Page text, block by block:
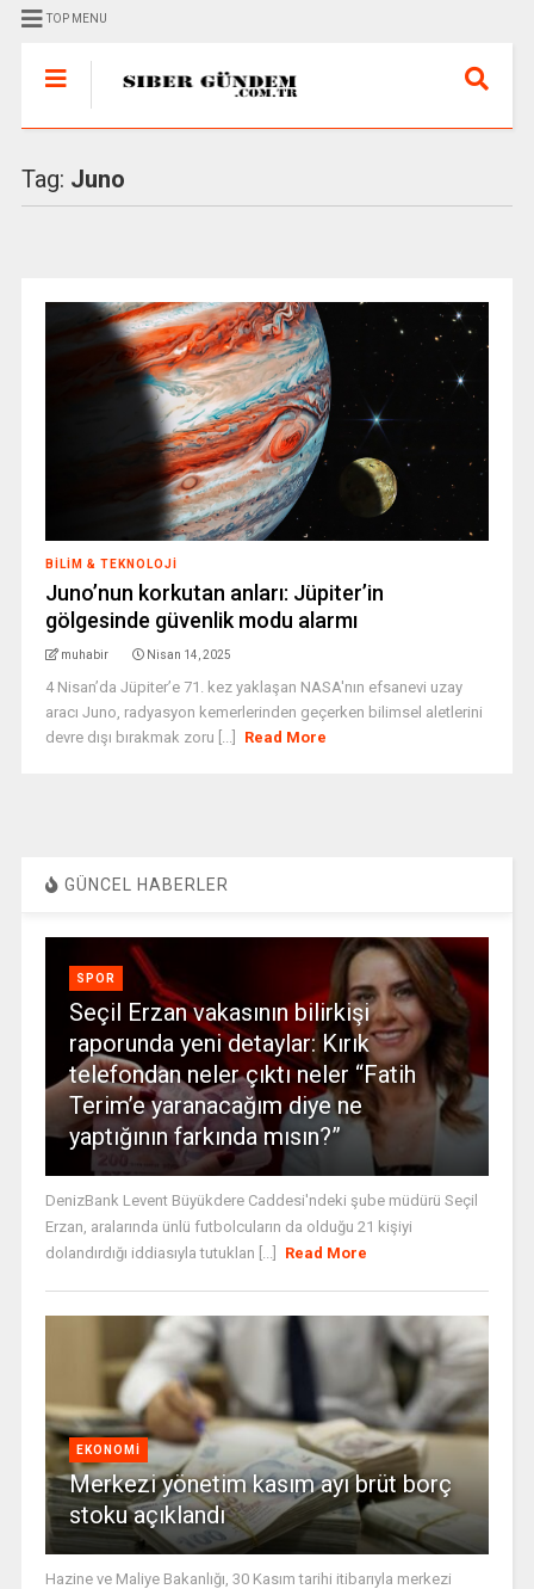
TOP MENU
Tag: Juno
BILIM & TEKNOLOJI
Juno’nun korkutan anları: Jüpiter’in
gölgesinde güvenlik modu alarmı
muhabir Nisan 14, 2025
4 Nisan’da Jüpiter’e 71. kez yaklaşan NASA'nın efsanevi uzay
aracı Juno, radyasyon kemerlerinden geçerken bilimsel aletlerini
devre dışı bırakmak zoru [...]
Read More
GÜNCEL HABERLER
SPOR
Seçil Erzan vakasının bilirkişi
raporunda yeni detaylar: Kırık
telefondan neler çıktı neler “Fatih
Terim’e yaranacağım diye ne
yaptığının farkında mısın?”
DenizBank Levent Büyükdere Caddesi'ndeki şube müdürü Seçil
Erzan, aralarında ünlü futbolcuların da olduğu 21 kişiyi
dolandırdığı iddiasıyla tutuklan [...]
Read More
EKONOMI
Merkezi yönetim kasım ayı brüt borç
stoku açıklandı
Hazine ve Maliye Bakanlığı, 30 Kasım tarihi itibarıyla merkezi